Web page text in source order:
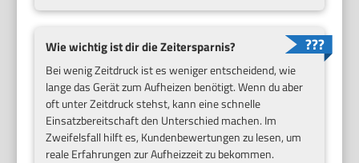
Wie wichtig ist dir die Zeitersparnis?
Bei wenig Zeitdruck ist es weniger entscheidend, wie
lange das Gerät zum Aufheizen benötigt. Wenn du aber
oft unter Zeitdruck stehst, kann eine schnelle
Einsatzbereitschaft den Unterschied machen. Im
Zweifelsfall hilft es, Kundenbewertungen zu lesen, um
reale Erfahrungen zur Aufheizzeit zu bekommen.